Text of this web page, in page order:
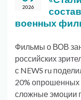
2026
военных
Фильмы о ВОВ
российских
с NEWS ru
20% опрошенных
сложные эмоции